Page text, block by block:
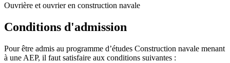
Ouvrière et ouvrier en construction navale
Conditions d'admission
Pour être admis au programme d’études Construction navale menant
à une AEP, il faut satisfaire aux conditions suivantes :